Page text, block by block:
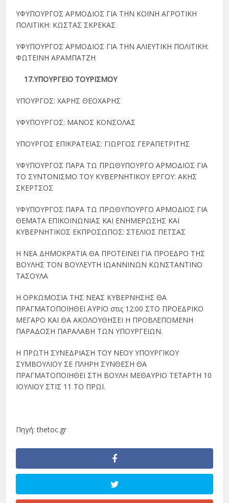
ΥΦΥΠΟΥΡΓΟΣ ΑΡΜΟΔΙΟΣ ΓΙΑ ΤΗΝ ΚΟΙΝΗ ΑΓΡΟΤΙΚΗ
ΠΟΛΙΤΙΚΗ: ΚΩΣΤΑΣ ΣΚΡΕΚΑΣ
ΥΦΥΠΟΥΡΓΟΣ ΑΡΜΟΔΙΟΣ ΓΙΑ ΤΗΝ ΑΛΙΕΥΤΙΚΗ ΠΟΛΙΤΙΚΗ:
ΦΩΤΕΙΝΗ ΑΡΑΜΠΑΤΖΗ
17.ΥΠΟΥΡΓΕΙΟ ΤΟΥΡΙΣΜΟΥ
ΥΠΟΥΡΓΟΣ: ΧΑΡΗΣ ΘΕΟΧΑΡΗΣ
ΥΦΥΠΟΥΡΓΟΣ: ΜΑΝΟΣ ΚΟΝΣΟΛΑΣ
ΥΠΟΥΡΓΟΣ ΕΠΙΚΡΑΤΕΙΑΣ: ΓΙΩΡΓΟΣ ΓΕΡΑΠΕΤΡΙΤΗΣ
ΥΦΥΠΟΥΡΓΟΣ ΠΑΡΑ ΤΩ ΠΡΩΘΥΠΟΥΡΓΟ ΑΡΜΟΔΙΟΣ ΓΙΑ
ΤΟ ΣΥΝΤΟΝΙΣΜΟ ΤΟΥ ΚΥΒΕΡΝΗΤΙΚΟΥ ΕΡΓΟΥ: ΑΚΗΣ
ΣΚΕΡΤΣΟΣ
ΥΦΥΠΟΥΡΓΟΣ ΠΑΡΑ ΤΩ ΠΡΩΘΥΠΟΥΡΓΟ ΑΡΜΟΔΙΟΣ ΓΙΑ
ΘΕΜΑΤΑ ΕΠΙΚΟΙΝΩΝΙΑΣ ΚΑΙ ΕΝΗΜΕΡΩΣΗΣ ΚΑΙ
ΚΥΒΕΡΝΗΤΙΚΟΣ ΕΚΠΡΟΣΩΠΟΣ: ΣΤΕΛΙΟΣ ΠΕΤΣΑΣ
Η ΝΕΑ ΔΗΜΟΚΡΑΤΙΑ ΘΑ ΠΡΟΤΕΙΝΕΙ ΓΙΑ ΠΡΟΕΔΡΟ ΤΗΣ
ΒΟΥΛΗΣ ΤΟΝ ΒΟΥΛΕΥΤΗ ΙΩΑΝΝΙΝΩΝ ΚΩΝΣΤΑΝΤΙΝΟ
ΤΑΣΟΥΛΑ
Η ΟΡΚΩΜΟΣΙΑ ΤΗΣ ΝΕΑΣ ΚΥΒΕΡΝΗΣΗΣ ΘΑ
ΠΡΑΓΜΑΤΟΠΟΙΗΘΕΙ ΑΥΡΙΟ στις 12:00 ΣΤΟ ΠΡΟΕΔΡΙΚΟ
ΜΕΓΑΡΟ ΚΑΙ ΘΑ ΑΚΟΛΟΥΘΗΣΕΙ Η ΠΡΟΒΛΕΠΟΜΕΝΗ
ΠΑΡΑΔΟΣΗ ΠΑΡΑΛΑΒΗ ΤΩΝ ΥΠΟΥΡΓΕΙΩΝ.
Η ΠΡΩΤΗ ΣΥΝΕΔΡΙΑΣΗ ΤΟΥ ΝΕΟΥ ΥΠΟΥΡΓΙΚΟΥ
ΣΥΜΒΟΥΛΙΟΥ ΣΕ ΠΛΗΡΗ ΣΥΝΘΕΣΗ ΘΑ
ΠΡΑΓΜΑΤΟΠΟΙΗΘΕΙ ΣΤΗ ΒΟΥΛΗ ΜΕΘΑΥΡΙΟ ΤΕΤΑΡΤΗ 10
ΙΟΥΛΙΟΥ ΣΤΙΣ 11 ΤΟ ΠΡΩΙ.
Πηγή: thetoc.gr